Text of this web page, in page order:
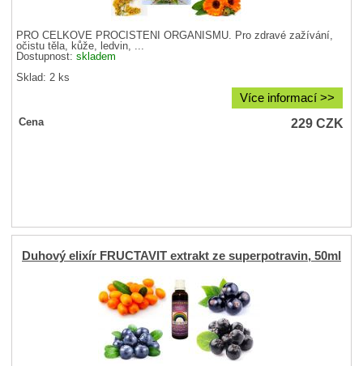
PRO CELKOVÉ PROČIŠTĚNÍ ORGANISMU. Pro zdravé zažívání,
očistu těla, kůže, ledvin, ...
Dostupnost:skladem
Sklad: 2 ks
Více informací >>
Cena 229CZK
Duhový elixír FRUCTAVIT extrakt ze superpotravin, 50ml